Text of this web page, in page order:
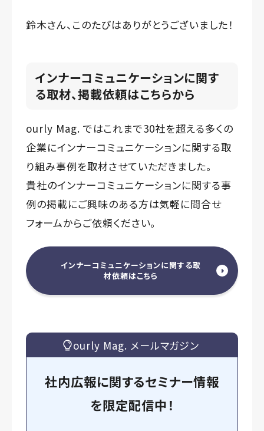
鈴木さん、このたびはありがとうございました！
インナーコミュニケーションに関す
る取材、掲載依頼はこちらから
ourly Mag. ではこれまで30社を超える多くの
企業にインナーコミュニケーションに関する取
り組み事例を取材させていただきました。
貴社のインナーコミュニケーションに関する事
例の掲載にご興味のある方は気軽に問合せ
フォームからご依頼ください。
インナーコミュニケーションに関する取
材依頼はこちら
ourly Mag. メールマガジン
社内広報に関するセミナー情報
を限定配信中！